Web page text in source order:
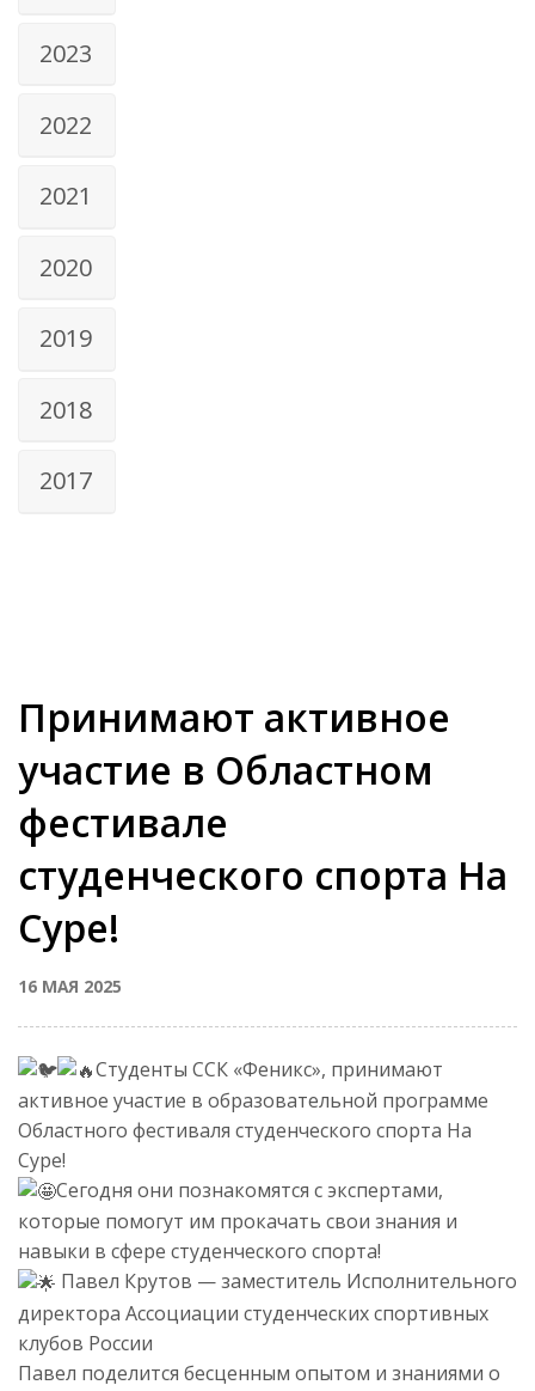
2023
2022
2021
2020
2019
2018
2017
Принимают активное
участие в Областном
фестивале
студенческого спорта На
Суре!
16 МАЯ 2025
Студенты ССК «Феникс», принимают
активное участие в образовательной программе
Областного фестиваля студенческого спорта На
Суре!
Сегодня они познакомятся с экспертами,
которые помогут им прокачать свои знания и
навыки в сфере студенческого спорта!
Павел Крутов — заместитель Исполнительного
директора Ассоциации студенческих спортивных
клубов России
Павел поделится бесценным опытом и знаниями о